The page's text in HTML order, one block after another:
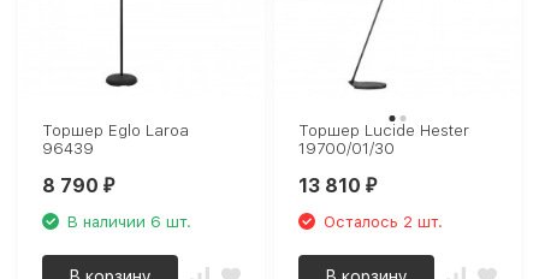
Торшер Eglo Laroa
96439
8 790₽
В наличии 6 шт.
Торшер Lucide Hester
19700/01/30
13 810₽
Осталось 2 шт.